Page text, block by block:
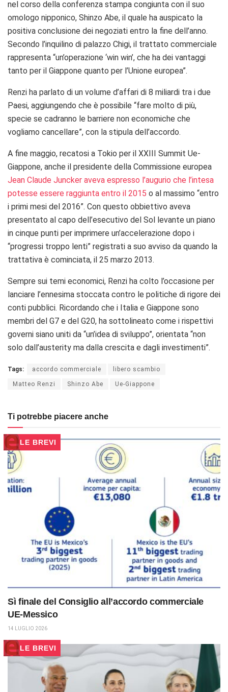
nel corso della conferenza stampa congiunta con il suo
omologo nipponico, Shinzo Abe, il quale ha auspicato la
positiva conclusione dei negoziati entro la fine dell’anno.
Secondo l’inquilino di palazzo Chigi, il trattato commerciale
rappresenta “un’operazione ‘win win’, che ha dei vantaggi
tanto per il Giappone quanto per l’Unione europea”.
Renzi ha parlato di un volume d’affari di 8 miliardi tra i due
Paesi, aggiungendo che è possibile “fare molto di più,
specie se cadranno le barriere non economiche che
vogliamo cancellare”, con la stipula dell’accordo.
A fine maggio, recatosi a Tokio per il XXIII Summit Ue-
Giappone, anche il presidente della Commissione europea
Jean Claude Juncker aveva espresso l’augurio che l’intesa
potesse essere raggiunta entro il 2015 o al massimo “entro
i primi mesi del 2016”. Con questo obbiettivo aveva
presentato al capo dell’esecutivo del Sol levante un piano
in cinque punti per imprimere un’accelerazione dopo i
“progressi troppo lenti” registrati a suo avviso da quando la
trattativa è cominciata, il 25 marzo 2013.
Sempre sui temi economici, Renzi ha colto l’occasione per
lanciare l’ennesima stoccata contro le politiche di rigore dei
conti pubblici. Ricordando che i Italia e Giappone sono
membri del G7 e del G20, ha sottolineato come i rispettivi
governi siano uniti da “un’idea di sviluppo”, orientata “non
solo dall’austerity ma dalla crescita e dagli investimenti”.
Tags: accordo commerciale libero scambio
Matteo Renzi Shinzo Abe Ue-Giappone
Ti potrebbe piacere anche
LE BREVI
Sì finale del Consiglio all’accordo commerciale
UE-Messico
14 LUGLIO 2026
LE BREVI